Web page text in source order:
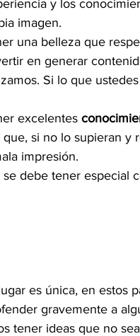
y los
imagen.
una belleza que
en generar
Si lo que
excelentes
que, si no lo supieran
impresión.
debe tener especial
es única, en estos
gravemente a
tener ideas que no